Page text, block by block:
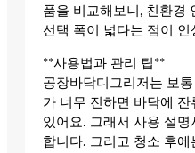
품을 비교해보니, 친환경
선택 폭이 넓다는 점이 인
**사용법과 관리 팁**
공장바닥디그리저는 보
가 너무 진하면 바닥에
있어요. 그래서 사용 설
합니다. 그리고 청소 후